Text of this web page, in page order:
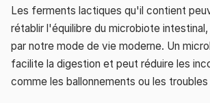
Les ferments lactiques qu'il contient
rétablir l'équilibre du microbiote
par notre mode de vie moderne. Un
facilite la digestion et peut réduire les
comme les ballonnements ou les